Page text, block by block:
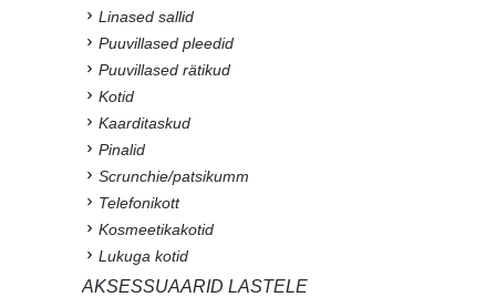
Linased sallid
Puuvillased pleedid
Puuvillased rätikud
Kotid
Kaarditaskud
Pinalid
Scrunchie/patsikumm
Telefonikott
Kosmeetikakotid
Lukuga kotid
AKSESSUAARID LASTELE